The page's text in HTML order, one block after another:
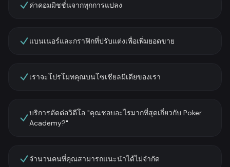
ค่าคอมมิชชั่นจากทุกการแปลง
แบนเนอร์และกราฟิกที่ปรับแต่งเพื่อเพิ่มยอดขาย
เราจะโปรโมทคุณบนโซเชียลมีเดียของเรา
บริการตัดต่อวิดีโอ "คุณชอบอะไรมากที่สุดเกี่ยวกับ Poker
Academy?"
จำนวนคนที่คุณสามารถแนะนำได้ไม่จำกัด